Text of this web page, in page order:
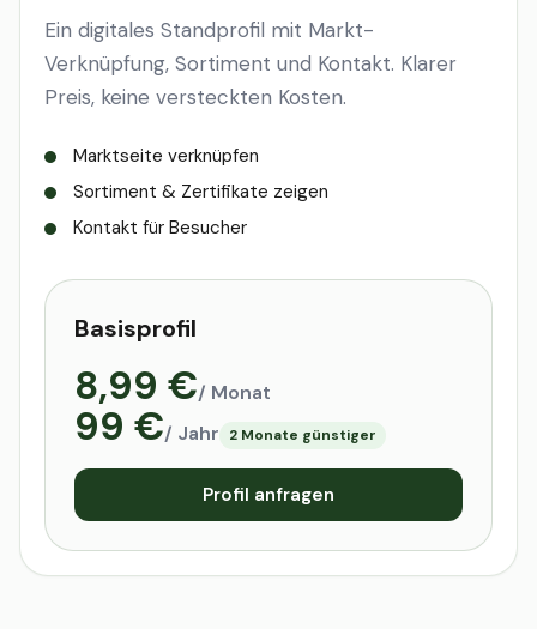
Ein digitales Standprofil mit Markt-
Verknüpfung, Sortiment und Kontakt. Klarer
Preis, keine versteckten Kosten.
Marktseite verknüpfen
Sortiment & Zertifikate zeigen
Kontakt für Besucher
Basisprofil
8,99 €/ Monat
99 €/ Jahr 2 Monate günstiger
Profil anfragen